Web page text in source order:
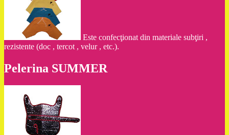
Este confecţionat din materiale subţiri ,
rezistente (doc , tercot , velur , etc.).
Pelerina SUMMER